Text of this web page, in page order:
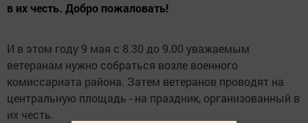
в их честь. Добро пожаловать!
И в этом году 9 мая с 8.30 до 9.00 уважаемым
ветеранам нужно собраться возле военного
комиссариата района. Затем ветеранов проводят на
центральную площадь - на праздник, организованный в
их честь.